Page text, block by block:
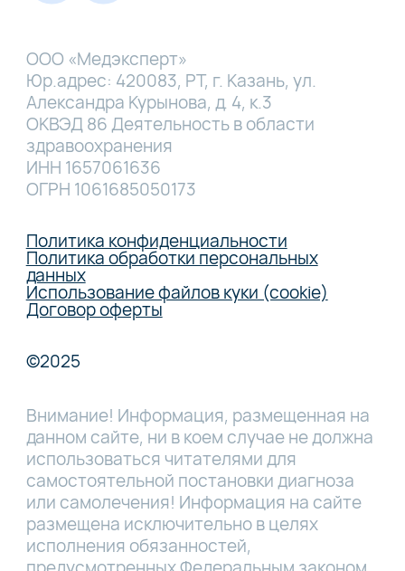
ООО «Медэксперт»
Юр.адрес: 420083, РТ, г. Казань, ул.
Александра Курынова, д. 4, к.3
ОКВЭД 86 Деятельность в области
здравоохранения
ИНН 1657061636
ОГРН 1061685050173
Политика конфиденциальности
Политика обработки персональных
данных
Использование файлов куки (cookie)
Договор оферты
©2025
Внимание! Информация, размещенная на
данном сайте, ни в коем случае не должна
использоваться читателями для
самостоятельной постановки диагноза
или самолечения! Информация на сайте
размещена исключительно в целях
исполнения обязанностей,